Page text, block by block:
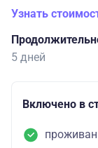
Узнать
5 дней
Включено в